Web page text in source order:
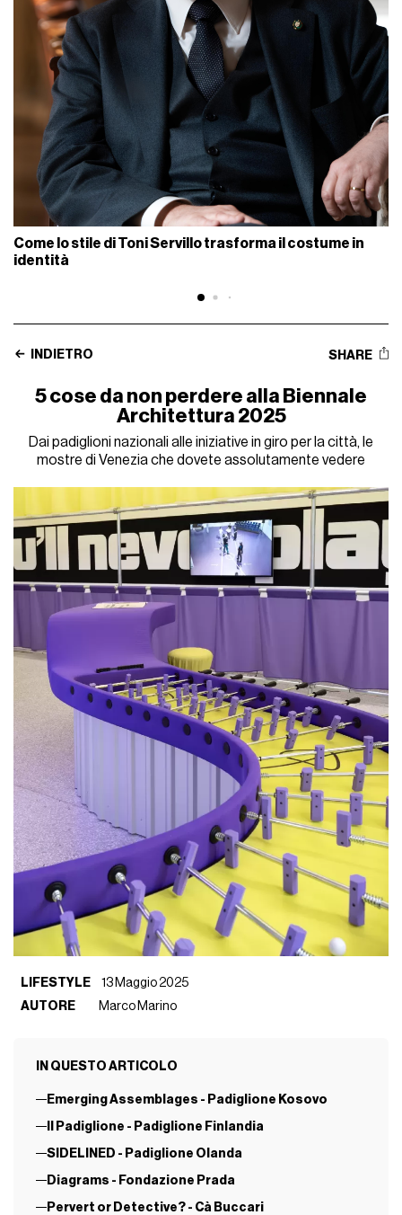
Come lo stile di Toni Servillo trasforma il costume in
identità
INDIETRO SHARE
5 cose da non perdere alla Biennale
Architettura 2025
Dai padiglioni nazionali alle iniziative in giro per la città, le
mostre di Venezia che dovete assolutamente vedere
LIFESTYLE
13 Maggio 2025
AUTORE
Marco Marino
IN QUESTO ARTICOLO
Emerging Assemblages - Padiglione Kosovo
Il Padiglione - Padiglione Finlandia
SIDELINED - Padiglione Olanda
Diagrams - Fondazione Prada
Pervert or Detective? - Cà Buccari